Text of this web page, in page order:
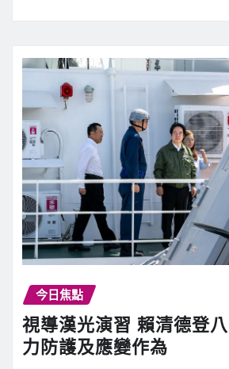
今日焦點
視導漢光演習 賴清德登
力防護及應變作為